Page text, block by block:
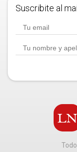
Suscribite al